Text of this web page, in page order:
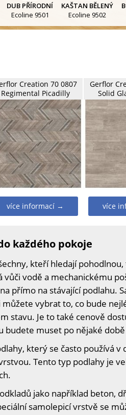
Creation 70 0807
Regimental Picadilly
více informací →
Gerflor
Solid
více
každého pokoje
kteří hledají
vodě a mechanickému
přímo na stávající podlahu.
vybrat to, co bude
stavu. Je to také cenově
budete muset po nějaké
který se často používá v
Tento typ podlahy je
jako například beton,
samolepicí vrstvě se